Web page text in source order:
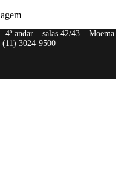
andar – salas 42/43 – Moema
3024-9500